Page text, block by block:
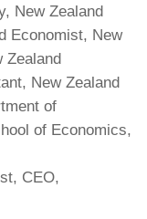
New Zealand
Economist, New
Zealand
New Zealand
of
of Economics,
CEO,